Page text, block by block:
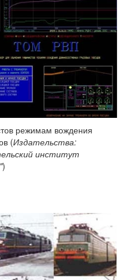
режимам вождения
(Издательства:
институт
)